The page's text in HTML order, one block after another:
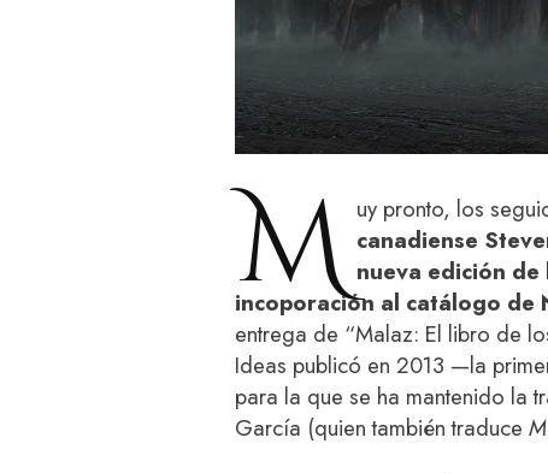
M uy pronto, los
canadiense
nueva edición
incoporación al catálogo de
entrega de “Malaz: El libro de
Ideas publicó en 2013 —la
para la que se ha mantenido la
García (quien también traduce